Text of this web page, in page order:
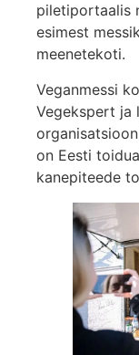
piletiportaalis
esimest
meenetekoti.
Veganmessi
Vegekspert ja
on Eesti
kanepiteede